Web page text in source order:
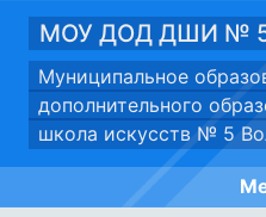
МОУ ДОД ДШИ №
Муниципальное
дополнительного
школа искусств № 5